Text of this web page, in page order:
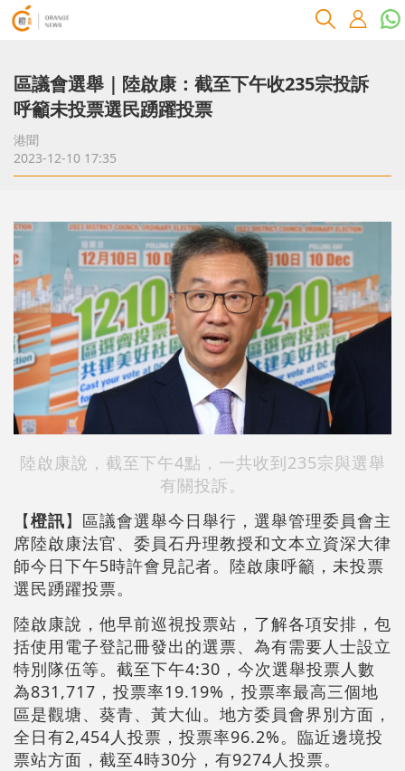
區議會選舉｜陸啟康：截至下午收235宗投訴
呼籲未投票選民踴躍投票
港聞
2023-12-10 17:35
陸啟康說，截至下午4點，一共收到235宗與選舉
有關投訴。
【橙訊】區議會選舉今日舉行，選舉管理委員會主
席陸啟康法官、委員石丹理教授和文本立資深大律
師今日下午5時許會見記者。陸啟康呼籲，未投票
選民踴躍投票。
陸啟康說，他早前巡視投票站，了解各項安排，包
括使用電子登記冊發出的選票、為有需要人士設立
特別隊伍等。截至下午4:30，今次選舉投票人數
為831,717，投票率19.19%，投票率最高三個地
區是觀塘、葵青、黃大仙。地方委員會界別方面，
全日有2,454人投票，投票率96.2%。臨近邊境投
票站方面，截至4時30分，有9274人投票。